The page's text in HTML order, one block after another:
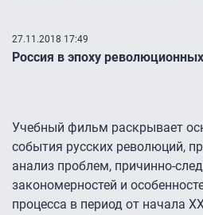
27.11.2018 17:49
Россия в эпоху
Учебный фильм раскрывает
события русских революций,
анализ проблем, причинно-
закономерностей и
процесса в период от начала